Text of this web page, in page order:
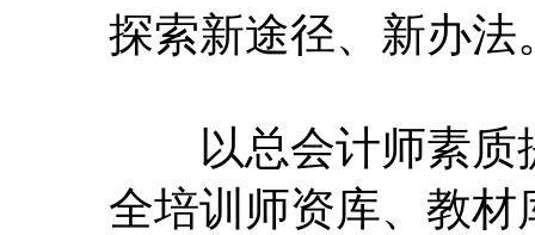
探索新途径、新办法
以总会计师素质
全培训师资库、教